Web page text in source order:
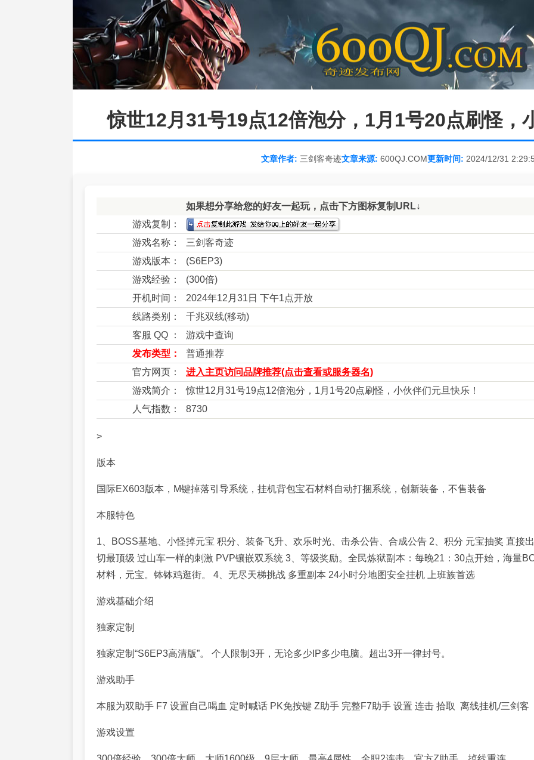
惊世12月31号19点12倍泡分，1月1号20点刷怪，
文章作者: 三剑客奇迹文章来源: 600QJ.COM更新时间: 2024/12/31
如果想分享给您的好友一起玩，点击下方图标复制URL↓
游戏复制：
游戏名称：
三剑客奇迹
游戏版本：
(S6EP3)
游戏经验：
(300倍)
开机时间：
2024年12月31日 下午1点开放
线路类别：
千兆双线(移动)
客服 QQ ：
游戏中查询
发布类型：
普通推荐
官方网页：
进入主页访问品牌推荐(点击查看或服务器名)
游戏简介：
惊世12月31号19点12倍泡分，1月1号20点刷怪，小伙伴们元旦快乐！
人气指数：
8730
>
版本
国际EX603版本， M键掉落引导系统，挂机背包宝石材料自动打捆系统，创新装备，不售装备
本服特色
1、 BOSS基地、小怪掉元宝 积分、装备飞升、欢乐时光、击杀公告、合成公告 2、积分 元宝抽奖 直接
切最顶级 过山车一样的刺激 PVP镶嵌双系统 3、等级奖励。全民炼狱副本：每晚21：30点开始， 海量
材料，元宝。钵钵鸡逛街。
4、无尽天梯挑战 多重副本 24小时分地图安全挂机 上班族首选
游戏基础介绍
独家定制
独家定制 “S6EP3高清版”。 个人 限制3开，无论多少IP多少电脑。超出3开一律封号。
游戏助手
本服为双助手 F7 设置自己喝血 定时喊话 PK免按键 Z助手 完整F7助手 设置 连击 拾取 离线挂机/三剑客
游戏设置